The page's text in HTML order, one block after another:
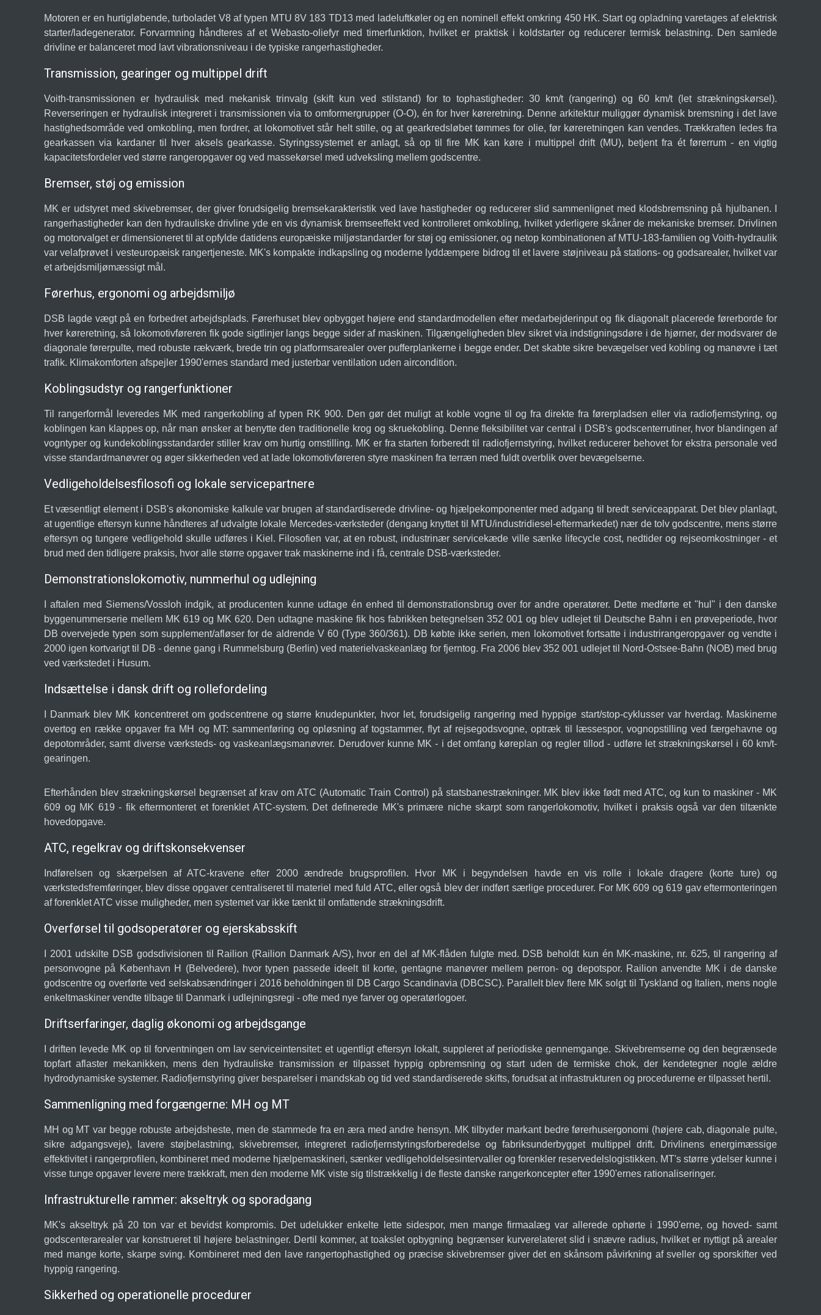
Motoren er en hurtigløbende, turboladet V8 af typen MTU 8V 183 TD13 med ladeluftkøler og en nominell effekt omkring 450 HK. Start og opladning varetages af elektrisk
starter/ladegenerator. Forvarmning håndteres af et Webasto-oliefyr med timerfunktion, hvilket er praktisk i koldstarter og reducerer termisk belastning. Den samlede
drivline er balanceret mod lavt vibrationsniveau i de typiske rangerhastigheder.
Transmission, gearinger og multippel drift
Voith-transmissionen er hydraulisk med mekanisk trinvalg (skift kun ved stilstand) for to tophastigheder: 30 km/t (rangering) og 60 km/t (let strækningskørsel).
Reverseringen er hydraulisk integreret i transmissionen via to omformergrupper (O-O), én for hver køreretning. Denne arkitektur muliggør dynamisk bremsning i det lave
hastighedsområde ved omkobling, men fordrer, at lokomotivet står helt stille, og at gearkredsløbet tømmes for olie, før køreretningen kan vendes. Trækkraften ledes fra
gearkassen via kardaner til hver aksels gearkasse. Styringssystemet er anlagt, så op til fire MK kan køre i multippel drift (MU), betjent fra ét førerrum - en vigtig
kapacitetsfordeler ved større rangeropgaver og ved massekørsel med udveksling mellem godscentre.
Bremser, støj og emission
MK er udstyret med skivebremser, der giver forudsigelig bremsekarakteristik ved lave hastigheder og reducerer slid sammenlignet med klodsbremsning på hjulbanen. I
rangerhastigheder kan den hydrauliske drivline yde en vis dynamisk bremseeffekt ved kontrolleret omkobling, hvilket yderligere skåner de mekaniske bremser. Drivlinen
og motorvalget er dimensioneret til at opfylde datidens europæiske miljøstandarder for støj og emissioner, og netop kombinationen af MTU-183-familien og Voith-hydraulik
var velafprøvet i vesteuropæisk rangertjeneste. MK's kompakte indkapsling og moderne lyddæmpere bidrog til et lavere støjniveau på stations- og godsarealer, hvilket var
et arbejdsmiljømæssigt mål.
Førerhus, ergonomi og arbejdsmiljø
DSB lagde vægt på en forbedret arbejdsplads. Førerhuset blev opbygget højere end standardmodellen efter medarbejderinput og fik diagonalt placerede førerborde for
hver køreretning, så lokomotivføreren fik gode sigtlinjer langs begge sider af maskinen. Tilgængeligheden blev sikret via indstigningsdøre i de hjørner, der modsvarer de
diagonale førerpulte, med robuste rækværk, brede trin og platformsarealer over pufferplankerne i begge ender. Det skabte sikre bevægelser ved kobling og manøvre i tæt
trafik. Klimakomforten afspejler 1990'ernes standard med justerbar ventilation uden aircondition.
Koblingsudstyr og rangerfunktioner
Til rangerformål leveredes MK med rangerkobling af typen RK 900. Den gør det muligt at koble vogne til og fra direkte fra førerpladsen eller via radiofjernstyring, og
koblingen kan klappes op, når man ønsker at benytte den traditionelle krog og skruekobling. Denne fleksibilitet var central i DSB's godscenterrutiner, hvor blandingen af
vogntyper og kundekoblingsstandarder stiller krav om hurtig omstilling. MK er fra starten forberedt til radiofjernstyring, hvilket reducerer behovet for ekstra personale ved
visse standardmanøvrer og øger sikkerheden ved at lade lokomotivføreren styre maskinen fra terræn med fuldt overblik over bevægelserne.
Vedligeholdelsesfilosofi og lokale servicepartnere
Et væsentligt element i DSB's økonomiske kalkule var brugen af standardiserede drivline- og hjælpekomponenter med adgang til bredt serviceapparat. Det blev planlagt,
at ugentlige eftersyn kunne håndteres af udvalgte lokale Mercedes-værksteder (dengang knyttet til MTU/industridiesel-eftermarkedet) nær de tolv godscentre, mens større
eftersyn og tungere vedligehold skulle udføres i Kiel. Filosofien var, at en robust, industrinær servicekæde ville sænke lifecycle cost, nedtider og rejseomkostninger - et
brud med den tidligere praksis, hvor alle større opgaver trak maskinerne ind i få, centrale DSB-værksteder.
Demonstrationslokomotiv, nummerhul og udlejning
I aftalen med Siemens/Vossloh indgik, at producenten kunne udtage én enhed til demonstrationsbrug over for andre operatører. Dette medførte et "hul" i den danske
byggenummerserie mellem MK 619 og MK 620. Den udtagne maskine fik hos fabrikken betegnelsen 352 001 og blev udlejet til Deutsche Bahn i en prøveperiode, hvor
DB overvejede typen som supplement/afløser for de aldrende V 60 (Type 360/361). DB købte ikke serien, men lokomotivet fortsatte i industrirangeropgaver og vendte i
2000 igen kortvarigt til DB - denne gang i Rummelsburg (Berlin) ved materielvaskeanlæg for fjerntog. Fra 2006 blev 352 001 udlejet til Nord-Ostsee-Bahn (NOB) med brug
ved værkstedet i Husum.
Indsættelse i dansk drift og rollefordeling
I Danmark blev MK koncentreret om godscentrene og større knudepunkter, hvor let, forudsigelig rangering med hyppige start/stop-cyklusser var hverdag. Maskinerne
overtog en række opgaver fra MH og MT: sammenføring og opløsning af togstammer, flyt af rejsegodsvogne, optræk til læssespor, vognopstilling ved færgehavne og
depotområder, samt diverse værksteds- og vaskeanlægsmanøvrer. Derudover kunne MK - i det omfang køreplan og regler tillod - udføre let strækningskørsel i 60 km/t-
gearingen.
Efterhånden blev strækningskørsel begrænset af krav om ATC (Automatic Train Control) på statsbanestrækninger. MK blev ikke født med ATC, og kun to maskiner - MK
609 og MK 619 - fik eftermonteret et forenklet ATC-system. Det definerede MK's primære niche skarpt som rangerlokomotiv, hvilket i praksis også var den tiltænkte
hovedopgave.
ATC, regelkrav og driftskonsekvenser
Indførelsen og skærpelsen af ATC-kravene efter 2000 ændrede brugsprofilen. Hvor MK i begyndelsen havde en vis rolle i lokale dragere (korte ture) og
værkstedsfremføringer, blev disse opgaver centraliseret til materiel med fuld ATC, eller også blev der indført særlige procedurer. For MK 609 og 619 gav eftermonteringen
af forenklet ATC visse muligheder, men systemet var ikke tænkt til omfattende strækningsdrift.
Overførsel til godsoperatører og ejerskabsskift
I 2001 udskilte DSB godsdivisionen til Railion (Railion Danmark A/S), hvor en del af MK-flåden fulgte med. DSB beholdt kun én MK-maskine, nr. 625, til rangering af
personvogne på København H (Belvedere), hvor typen passede ideelt til korte, gentagne manøvrer mellem perron- og depotspor. Railion anvendte MK i de danske
godscentre og overførte ved selskabsændringer i 2016 beholdningen til DB Cargo Scandinavia (DBCSC). Parallelt blev flere MK solgt til Tyskland og Italien, mens nogle
enkeltmaskiner vendte tilbage til Danmark i udlejningsregi - ofte med nye farver og operatørlogoer.
Driftserfaringer, daglig økonomi og arbejdsgange
I driften levede MK op til forventningen om lav serviceintensitet: et ugentligt eftersyn lokalt, suppleret af periodiske gennemgange. Skivebremserne og den begrænsede
topfart aflaster mekanikken, mens den hydrauliske transmission er tilpasset hyppig opbremsning og start uden de termiske chok, der kendetegner nogle ældre
hydrodynamiske systemer. Radiofjernstyring giver besparelser i mandskab og tid ved standardiserede skifts, forudsat at infrastrukturen og procedurerne er tilpasset hertil.
Sammenligning med forgængerne: MH og MT
MH og MT var begge robuste arbejdsheste, men de stammede fra en æra med andre hensyn. MK tilbyder markant bedre førerhusergonomi (højere cab, diagonale pulte,
sikre adgangsveje), lavere støjbelastning, skivebremser, integreret radiofjernstyringsforberedelse og fabriksunderbygget multippel drift. Drivlinens energimæssige
effektivitet i rangerprofilen, kombineret med moderne hjælpemaskineri, sænker vedligeholdelsesintervaller og forenkler reservedelslogistikken. MT's større ydelser kunne i
visse tunge opgaver levere mere trækkraft, men den moderne MK viste sig tilstrækkelig i de fleste danske rangerkoncepter efter 1990'ernes rationaliseringer.
Infrastrukturelle rammer: akseltryk og sporadgang
MK's akseltryk på 20 ton var et bevidst kompromis. Det udelukker enkelte lette sidespor, men mange firmaalæg var allerede ophørte i 1990'erne, og hoved- samt
godscenterarealer var konstrueret til højere belastninger. Dertil kommer, at toakslet opbygning begrænser kurverelateret slid i snævre radius, hvilket er nyttigt på arealer
med mange korte, skarpe sving. Kombineret med den lave rangertophastighed og præcise skivebremser giver det en skånsom påvirkning af sveller og sporskifter ved
hyppig rangering.
Sikkerhed og operationelle procedurer